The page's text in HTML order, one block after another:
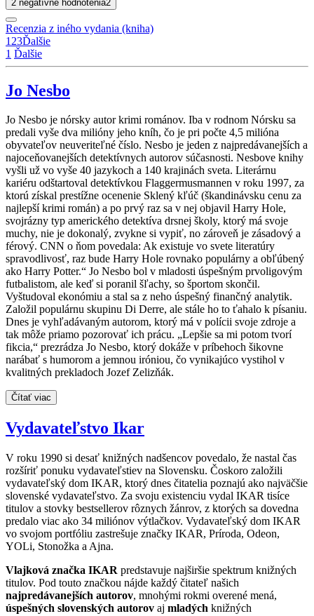
2 negatívne hodnotenia2
Recenzia z iného vydania (kniha)
1 23Ďalšie
1 Ďalšie
Jo Nesbo
Jo Nesbo je nórsky autor krimi románov. Iba v rodnom Nórsku sa
predali vyše dva milióny jeho kníh, čo je pri počte 4,5 milióna
obyvateľov neuveriteľné číslo. Nesbo je jeden z najpredávanejších a
najoceňovanejších detektívnych autorov súčasnosti. Nesbove knihy
vyšli už vo vyše 40 jazykoch a 140 krajinách sveta. Literárnu
kariéru odštartoval detektívkou Flaggermusmannen v roku 1997, za
ktorú získal prestížne ocenenie Sklený kľúč (škandinávsku cenu za
najlepší krimi román) a po prvý raz sa v nej objavil Harry Hole,
svojrázny typ amerického detektíva drsnej školy, ktorý má svoje
muchy, nie je dokonalý, zvykne si vypiť, no zároveň je zásadový a
férový. CNN o ňom povedala: Ak existuje vo svete literatúry
spravodlivosť, raz bude Harry Hole rovnako populárny a obľúbený
ako Harry Potter.“ Jo Nesbo bol v mladosti úspešným prvoligovým
futbalistom, ale keď si poranil šľachy, so športom skončil.
Vyštudoval ekonómiu a stal sa z neho úspešný finančný analytik.
Založil populárnu skupinu Di Derre, ale stále ho to ťahalo k písaniu.
Dnes je vyhľadávaným autorom, ktorý má v polícii svoje zdroje a
tak môže priamo pozorovať ich prácu. „Lepšie sa mi potom tvorí
fikcia,“ prezrádza Jo Nesbo, ktorý dokáže v príbehoch šikovne
narábať s humorom a jemnou iróniou, čo vynikajúco vystihol v
kvalitných prekladoch Jozef Zelizňák.
Čítať viac
Vydavateľstvo Ikar
V roku 1990 si desať knižných nadšencov povedalo, že nastal čas
rozšíriť ponuku vydavateľstiev na Slovensku. Čoskoro založili
vydavateľský dom IKAR, ktorý dnes čitatelia poznajú ako najväčšie
slovenské vydavateľstvo. Za svoju existenciu vydal IKAR tisíce
titulov a stovky bestsellerov rôznych žánrov, z ktorých sa dovedna
predalo viac ako 34 miliónov výtlačkov. Vydavateľský dom IKAR
vo svojom portfóliu zastrešuje značky IKAR, Príroda, Odeon,
YOLi, Stonožka a Ajna.
Vlajková značka IKAR predstavuje najširšie spektrum knižných
titulov. Pod touto značkou nájde každý čitateľ našich
najpredávanejších autorov, mnohými rokmi overené mená,
úspešných slovenských autorov aj mladých knižných